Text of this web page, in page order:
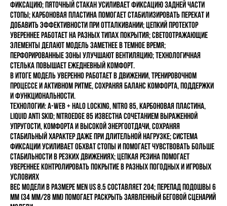
фиксацию; пяточный стакан усиливает фиксацию задней части
стопы; карбоновая пластина помогает стабилизировать перекат и
добавить эффективности при отталкивании; цепкий протектор
увереннее работает на разных типах покрытия; светоотражающие
элементы делают модель заметнее в темное время;
перфорированные зоны улучшают вентиляцию; технологичная
стелька повышает ежедневный комфорт.
В итоге модель уверенно работает в движении, тренировочном
процессе и активном ритме, сохраняя баланс комфорта, поддержки
и функциональности.
Технологии: A-WEB + HALO LOCKING, NITRO 85, КАРБОНОВАЯ ПЛАСТИНА,
LIQUID ANTI SKID; NITROEDGE 85 известна сочетанием выраженной
упругости, комфорта и высокой энергоотдачи, сохраняя
стабильный характер даже при длительной нагрузке; система
фиксации усиливает обхват стопы и помогает чувствовать больше
стабильности в резких движениях; цепкая резина помогает
увереннее контролировать покрытие в разных погодных и игровых
условиях
Вес модели в размере MEN US 8.5 составляет 204; перепад подошвы 6
мм (34 мм/28 мм) помогает раскрыть заявленный беговой сценарий